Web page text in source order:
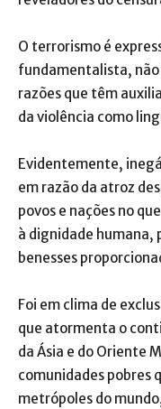
O terrorismo é
fundamentalista, não
razões que têm
da violência como
Evidentemente,
em razão da atroz
povos e nações no
à dignidade humana,
benesses
Foi em clima de
que atormenta o
da Ásia e do Oriente
comunidades pobres
metrópoles do